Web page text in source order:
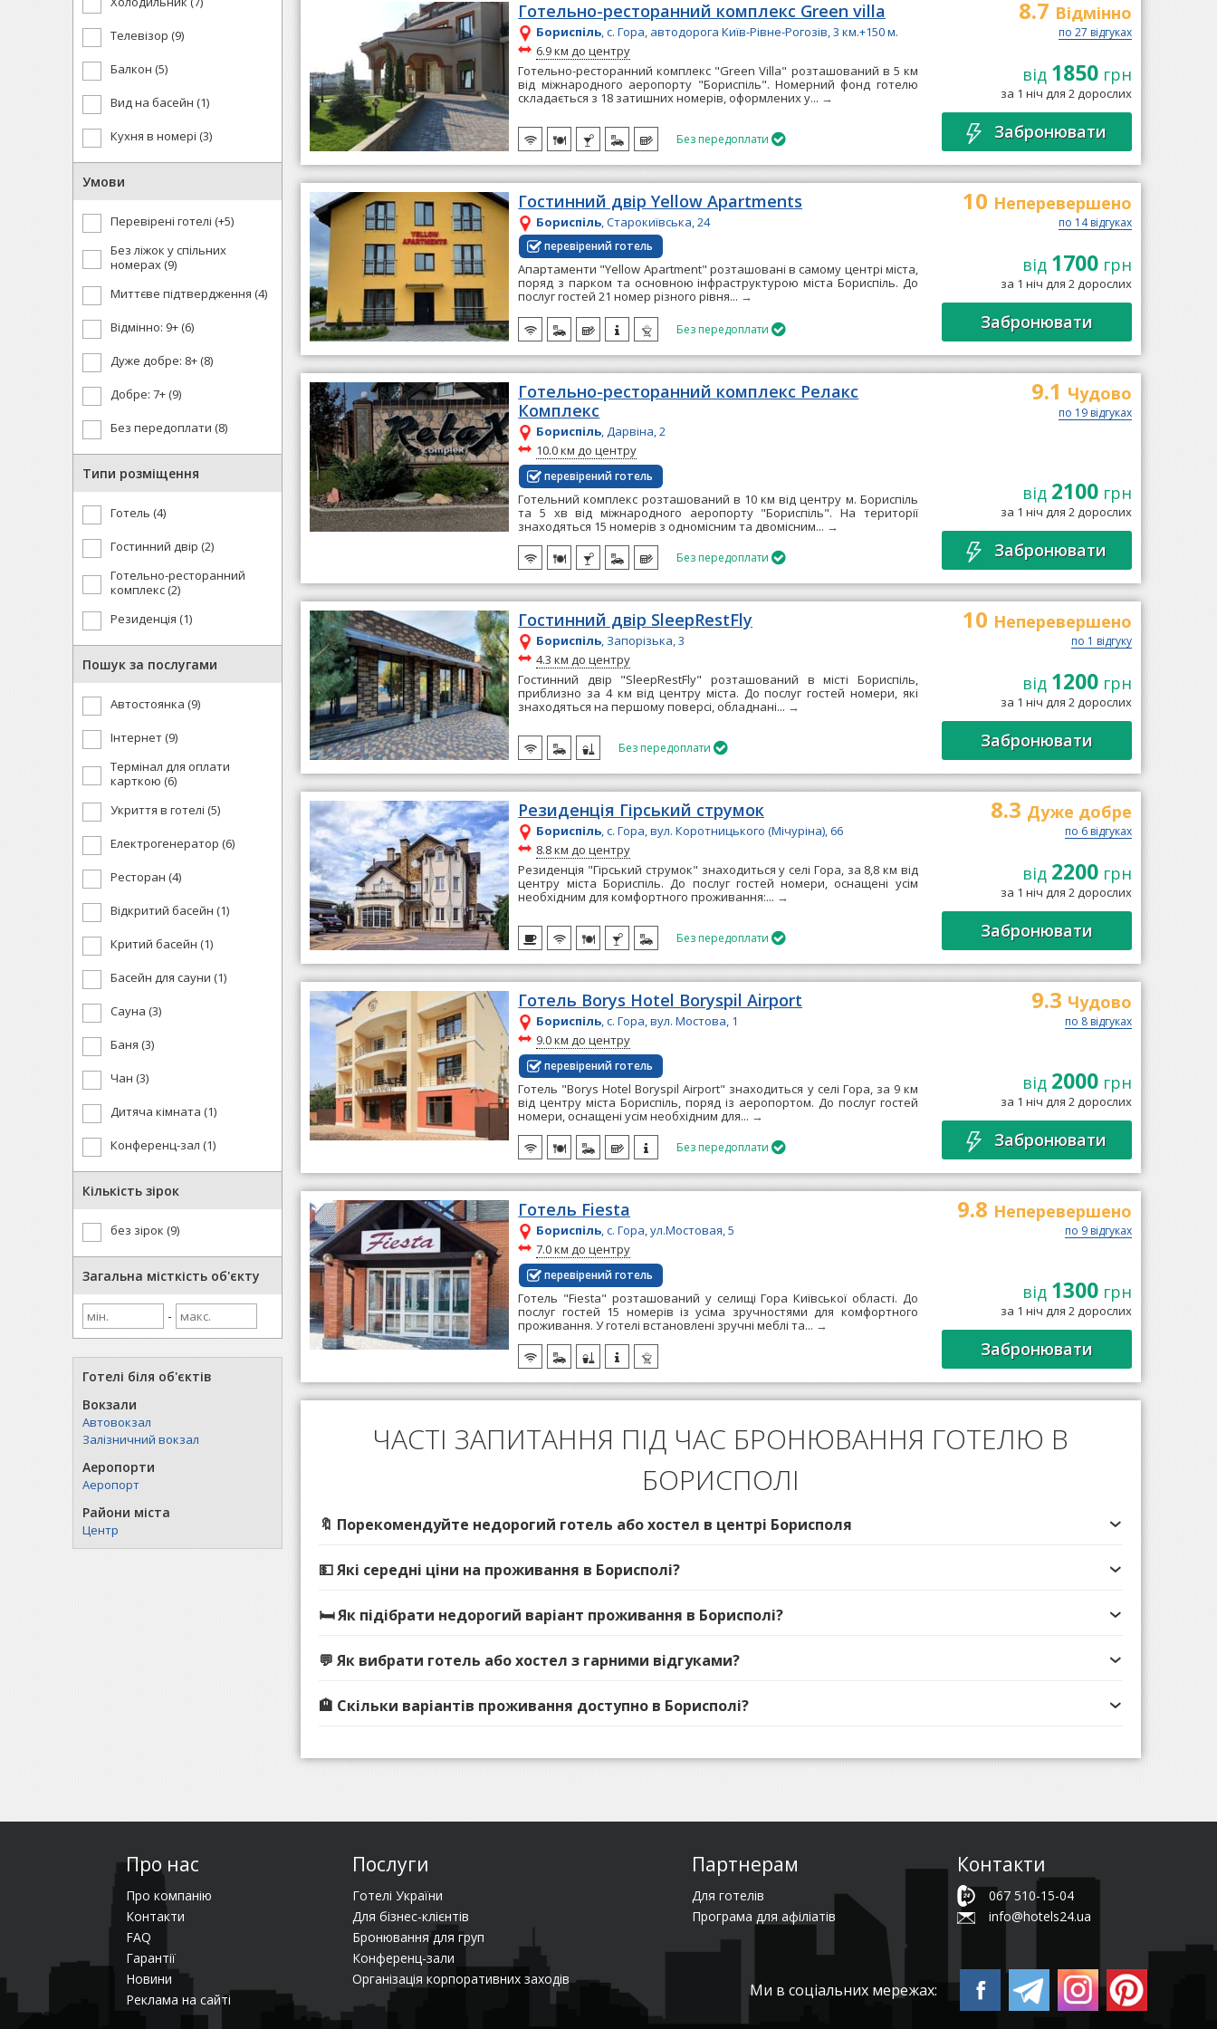
Телевізор (9)
Балкон (5)
Вид на басейн (1)
Кухня в номері (3)
Умови
Перевірені готелі (+5)
Без ліжок у спільних
номерах (9)
Миттєве підтвердження (4)
Відмінно: 9+ (6)
Дуже добре: 8+ (8)
Добре: 7+ (9)
Без передоплати (8)
Типи розміщення
Готель (4)
Гостинний двір (2)
Готельно-ресторанний
комплекс (2)
Резиденція (1)
Пошук за послугами
Автостоянка (9)
Інтернет (9)
Термінал для оплати
карткою (6)
Укриття в готелі (5)
Електрогенератор (6)
Ресторан (4)
Відкритий басейн (1)
Критий басейн (1)
Басейн для сауни (1)
Сауна (3)
Баня (3)
Чан (3)
Дитяча кімната (1)
Конференц-зал (1)
Кількість зірок
без зірок (9)
Загальна місткість об'єкту
-
Готелі біля об'єктів
Вокзали
Автовокзал
Залізничний вокзал
Аеропорти
Аеропорт
Райони міста
Центр
Готельно-ресторанний комплекс Green villa
Бориспіль, с. Гора, автодорога Київ-Рівне-Рогозів, 3 км.+150 м.
~
6.9 км до центру
Готельно-ресторанний комплекс "Green Villa" розташований в 5 км
від міжнародного аеропорту "Бориспіль". Номерний фонд готелю
складається з 18 затишних номерів, оформлених у... →
Без передоплати
8.7 Відмінно
по 27 відгуках
від 1850грн
за 1 ніч для 2 дорослих
Забронювати
Гостинний двір Yellow Apartments
Бориспіль, Старокиївська, 24
перевірений готель
Апартаменти "Yellow Apartment" розташовані в самому центрі міста,
поряд з парком та основною інфраструктурою міста Бориспіль. До
послуг гостей 21 номер різного рівня... →
Без передоплати
10 Неперевершено
по 14 відгуках
від 1700грн
за 1 ніч для 2 дорослих
Забронювати
Готельно-ресторанний комплекс Релакс
Комплекс
Бориспіль, Дарвіна, 2
~
10.0 км до центру
перевірений готель
Готельний комплекс розташований в 10 км від центру м. Бориспіль
та 5 хв від міжнародного аеропорту "Бориспіль". На території
знаходяться 15 номерів з одномісним та двомісним... →
Без передоплати
9.1 Чудово
по 19 відгуках
від 2100грн
за 1 ніч для 2 дорослих
Забронювати
Гостинний двір SleepRestFly
Бориспіль, Запорізька, 3
~
4.3 км до центру
Гостинний двір "SleepRestFly" розташований в місті Бориспіль,
приблизно за 4 км від центру міста. До послуг гостей номери, які
знаходяться на першому поверсі, обладнані... →
Без передоплати
10 Неперевершено
по 1 відгуку
від 1200грн
за 1 ніч для 2 дорослих
Забронювати
Резиденція Гірський струмок
Бориспіль, с. Гора, вул. Коротницького (Мічуріна), 66
~
8.8 км до центру
Резиденція "Гірський струмок" знаходиться у селі Гора, за 8,8 км від
центру міста Бориспіль. До послуг гостей номери, оснащені усім
необхідним для комфортного проживання:... →
Без передоплати
8.3 Дуже добре
по 6 відгуках
від 2200грн
за 1 ніч для 2 дорослих
Забронювати
Готель Borys Hotel Boryspil Airport
Бориспіль, с. Гора, вул. Мостова, 1
~
9.0 км до центру
перевірений готель
Готель "Borys Hotel Boryspil Airport" знаходиться у селі Гора, за 9 км
від центру міста Бориспіль, поряд із аеропортом. До послуг гостей
номери, оснащені усім необхідним для... →
Без передоплати
9.3 Чудово
по 8 відгуках
від 2000грн
за 1 ніч для 2 дорослих
Забронювати
Готель Fiesta
Бориспіль, с. Гора, ул.Мостовая, 5
~
7.0 км до центру
перевірений готель
Готель "Fiesta" розташований у селищі Гора Київської області. До
послуг гостей 15 номерів із усіма зручностями для комфортного
проживання. У готелі встановлені зручні меблі та... →
9.8 Неперевершено
по 9 відгуках
від 1300грн
за 1 ніч для 2 дорослих
Забронювати
ЧАСТІ ЗАПИТАННЯ ПІД ЧАС БРОНЮВАННЯ ГОТЕЛЮ В
БОРИСПОЛІ
🔖 Порекомендуйте недорогий готель або хостел в центрі Борисполя
💵 Які середні ціни на проживання в Борисполі?
🛏️ Як підібрати недорогий варіант проживання в Борисполі?
💬 Як вибрати готель або хостел з гарними відгуками?
🏨 Скільки варіантів проживання доступно в Борисполі?
Про нас
Про компанію
Контакти
FAQ
Гарантії
Новини
Реклама на сайті
Послуги
Готелі України
Для бізнес-клієнтів
Бронювання для груп
Конференц-зали
Організація корпоративних заходів
Партнерам
Для готелів
Програма для афіліатів
Контакти
067 510-15-04
info@hotels24.ua
Ми в соціальних мережах: